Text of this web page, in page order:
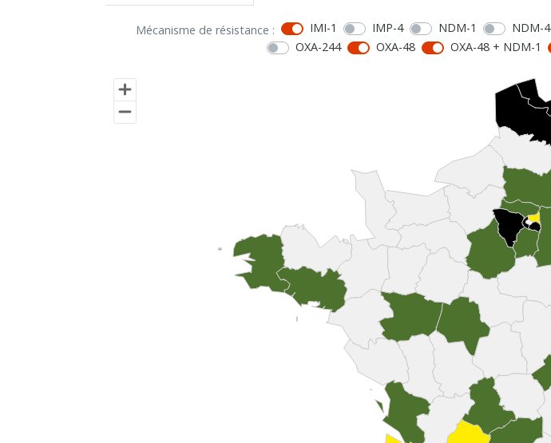
Mécanisme de résistance : IMI-1 IMP-4 NDM-1 NDM-4
OXA-244
OXA-48 OXA-48 + NDM-1